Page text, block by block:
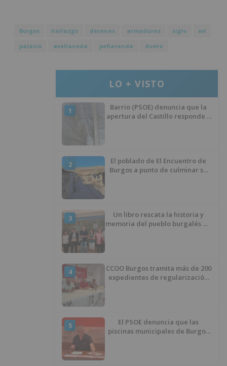
Burgos hallazgo decenas armaduras siglo
xvi
palacio
avellaneda peñaranda duero
LO + VISTO
1
Barrio (PSOE) denuncia que la
apertura del Castillo responde a
2
El poblado de El Encuentro de
Burgos a punto de culminar su
3
Un libro rescata la historia y
memoria del pueblo burgalés de
4
CCOO Burgos tramita más de 200
expedientes de regularización
5
El PSOE denuncia que las
piscinas municipales de Burgos